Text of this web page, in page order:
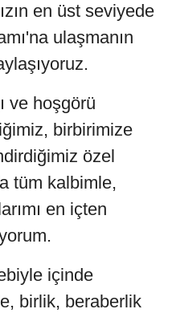
en üst seviyede
ulaşmanın
ve hoşgörü
birbirimize
özel
tüm kalbimle,
en içten
içinde
birlik, beraberlik